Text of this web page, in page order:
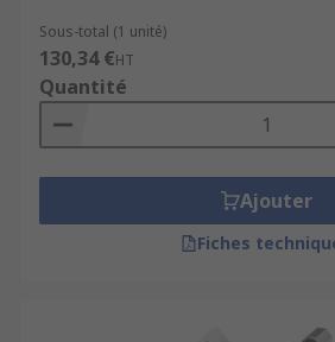
Sous-total (1 unité)
130,34 €HT
Quantité
Ajouter
Fiches